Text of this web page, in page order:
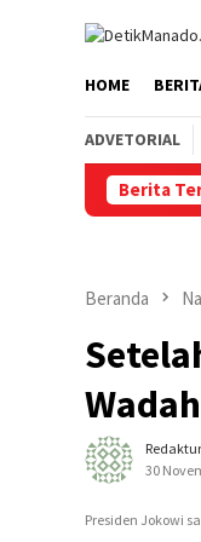
HOME
ADVETORIAL
Berita
HUT ke-81 RI, Weny
Beranda
30
Presiden Jokowi